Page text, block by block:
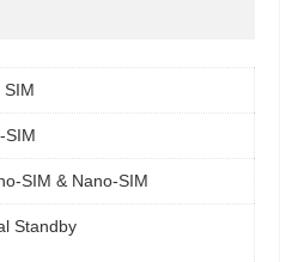
SIM
SIM
SIM & Nano-SIM
Standby